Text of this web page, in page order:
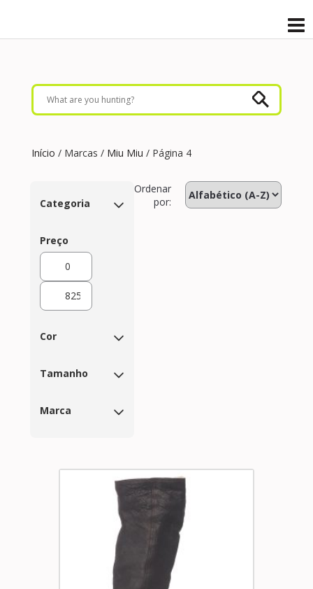
Início / Marcas / Miu Miu / Página 4
Categoria
Preço
Cor
Tamanho
Marca
Ordenar
por: